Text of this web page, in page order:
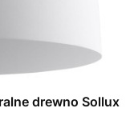
drewno Sollux